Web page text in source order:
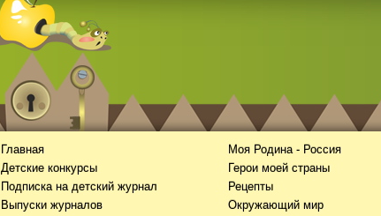
Главная
Детские конкурсы
Подписка на детский журнал
Выпуски журналов
Моя Родина - Россия
Герои моей страны
Рецепты
Окружающий мир